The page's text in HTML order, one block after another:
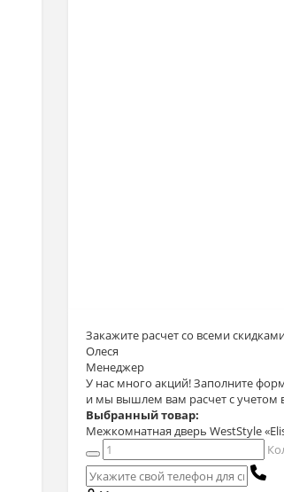
Закажите расчетсо всеми
Олеся
Менеджер
У нас много акций! Заполните
и мы вышлем вам расчет с учетом
Выбранный товар:
Межкомнатная дверь WestStyle